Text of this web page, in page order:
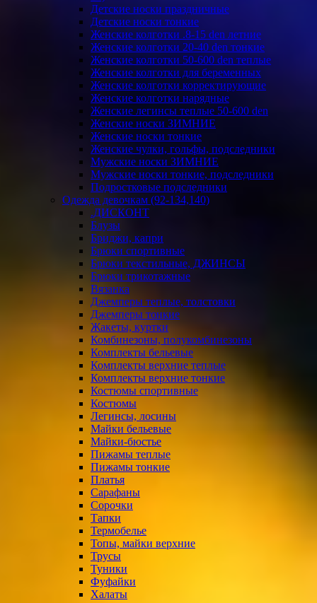
Детские носки праздничные
Детские носки тонкие
Женские колготки .8-15 den летние
Женские колготки 20-40 den тонкие
Женские колготки 50-600 den теплые
Женские колготки для беременных
Женские колготки корректирующие
Женские колготки нарядные
Женские легинсы теплые 50-600 den
Женские носки ЗИМНИЕ
Женские носки тонкие
Женские чулки, гольфы, подследники
Мужские носки ЗИМНИЕ
Мужские носки тонкие, подследники
Подростковые подследники
Одежда девочкам (92-134,140)
.ДИСКОНТ
Блузы
Бриджи, капри
Брюки спортивные
Брюки текстильные, ДЖИНСЫ
Брюки трикотажные
Вязанка
Джемперы теплые, толстовки
Джемперы тонкие
Жакеты, куртки
Комбинезоны, полукомбинезоны
Комплекты бельевые
Комплекты верхние теплые
Комплекты верхние тонкие
Костюмы спортивные
Костюмы
Легинсы, лосины
Майки бельевые
Майки-бюстье
Пижамы теплые
Пижамы тонкие
Платья
Сарафаны
Сорочки
Тапки
Термобелье
Топы, майки верхние
Трусы
Туники
Фуфайки
Халаты